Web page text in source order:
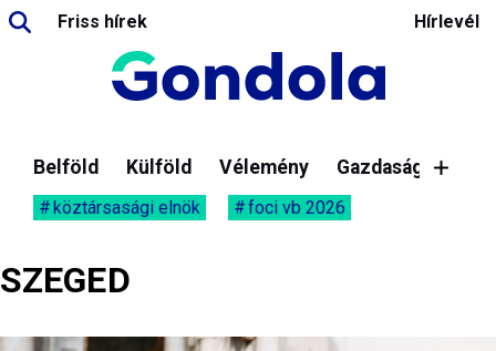
Friss hírek Hírlevél
Belföld Külföld Vélemény Gazdaság
köztársasági elnök foci vb 2026
SZEGED